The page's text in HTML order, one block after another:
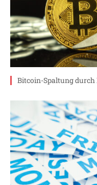
Bitcoin-Spaltung durch